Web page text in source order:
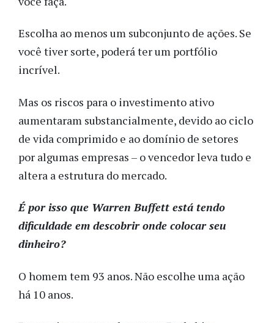
Escolha ao menos um subconjunto de ações. Se
você tiver sorte, poderá ter um portfólio
incrível.
Mas os riscos para o investimento ativo
aumentaram substancialmente, devido ao ciclo
de vida comprimido e ao domínio de setores
por algumas empresas – o vencedor leva tudo e
altera a estrutura do mercado.
É por isso que Warren Buffett está tendo
dificuldade em descobrir onde colocar seu
dinheiro?
O homem tem 93 anos. Não escolhe uma ação
há 10 anos.